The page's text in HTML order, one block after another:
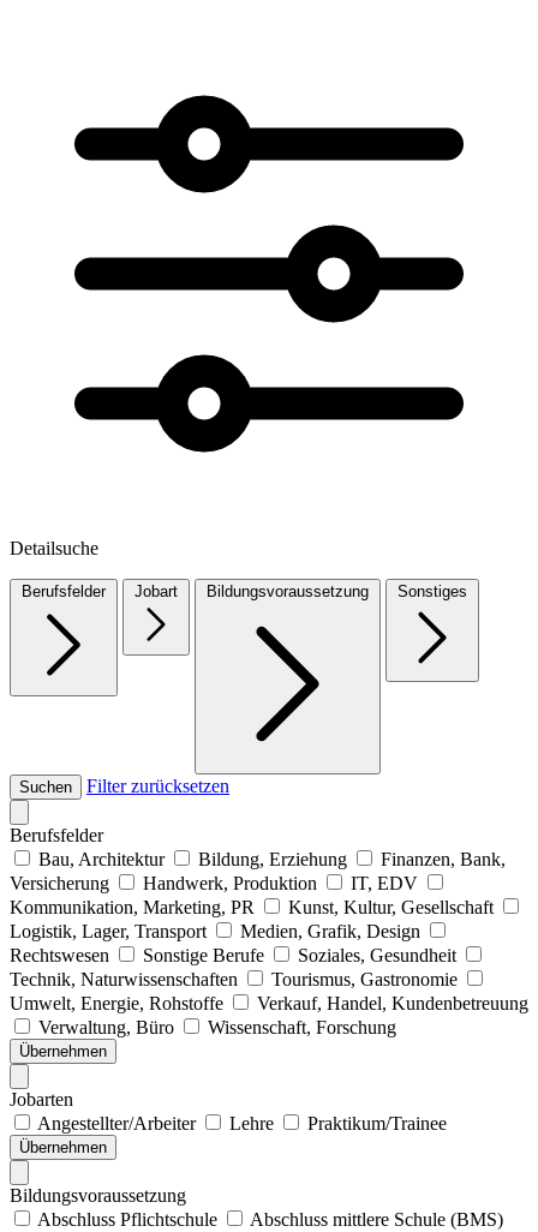
Detailsuche
Berufsfelder Jobart Bildungsvoraussetzung Sonstiges
Suchen Filter zurücksetzen
Berufsfelder
Bau, Architektur
Bildung, Erziehung
Finanzen, Bank,
Versicherung
Handwerk, Produktion
IT, EDV
Kommunikation, Marketing, PR
Kunst, Kultur, Gesellschaft
Logistik, Lager, Transport
Medien, Grafik, Design
Rechtswesen
Sonstige Berufe
Soziales, Gesundheit
Technik, Naturwissenschaften
Tourismus, Gastronomie
Umwelt, Energie, Rohstoffe
Verkauf, Handel, Kundenbetreuung
Verwaltung, Büro
Wissenschaft, Forschung
Übernehmen
Jobarten
Angestellter/Arbeiter
Lehre Praktikum/Trainee
Übernehmen
Bildungsvoraussetzung
Abschluss Pflichtschule
Abschluss mittlere Schule (BMS)